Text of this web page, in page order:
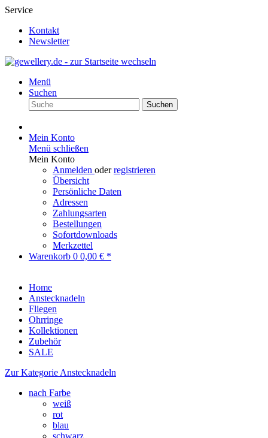
Service
Kontakt
Newsletter
Menü
Suchen
Suchen
Mein Konto
Menü schließen
Mein Konto
Anmelden oderregistrieren
Übersicht
Persönliche Daten
Adressen
Zahlungsarten
Bestellungen
Sofortdownloads
Merkzettel
Warenkorb 0 0,00 € *
Home
Anstecknadeln
Fliegen
Ohrringe
Kollektionen
Zubehör
SALE
Zur Kategorie Anstecknadeln
nach Farbe
weiß
rot
blau
schwarz